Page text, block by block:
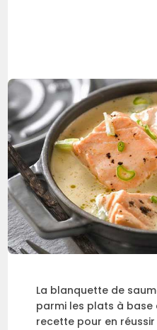
La blanquette de
parmi les plats à base
recette pour en